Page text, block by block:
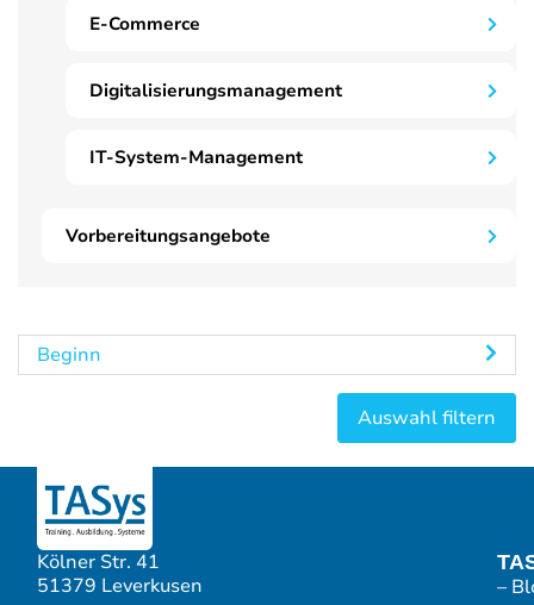
E-Commerce
Digitalisierungsmanagement
IT-System-Management
Vorbereitungsangebote
Beginn
Kölner Str. 41
51379 Leverkusen
–